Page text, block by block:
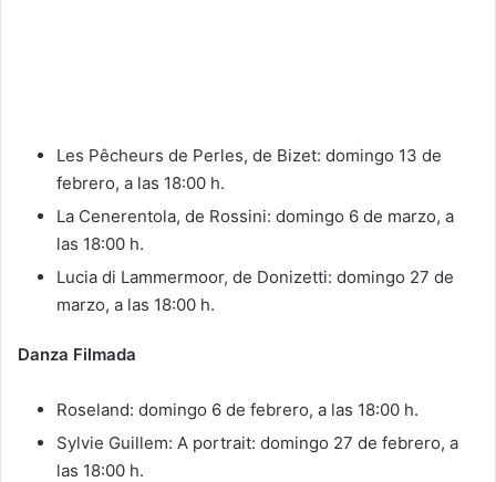
Les Pêcheurs de Perles, de Bizet: domingo 13 de
febrero, a las 18:00 h.
La Cenerentola, de Rossini: domingo 6 de marzo, a
las 18:00 h.
Lucia di Lammermoor, de Donizetti: domingo 27 de
marzo, a las 18:00 h.
Danza Filmada
Roseland: domingo 6 de febrero, a las 18:00 h.
Sylvie Guillem: A portrait: domingo 27 de febrero, a
las 18:00 h.